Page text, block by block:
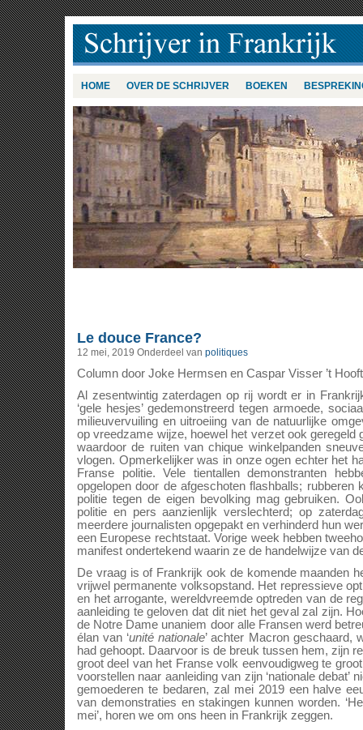
HOME OVER DE SCHRIJVER BOEKEN
Le douce France?
12 mei, 2019 Onderdeel van politiques
Column door Joke Hermsen en Caspar Visser ’t Hooft
Al zesentwintig zaterdagen op rij wordt er in
‘gele hesjes’ gedemonstreerd tegen armoede,
milieuvervuiling en uitroeiing van de natuurlijke
op vreedzame wijze, hoewel het verzet ook geregeld
waardoor de ruiten van chique winkelpanden
vlogen. Opmerkelijker was in onze ogen echter het
Franse politie. Vele tientallen demonstranten
opgelopen door de afgeschoten flashballs; rubberen
politie tegen de eigen bevolking mag gebruiken.
politie en pers aanzienlijk verslechterd; op
meerdere journalisten opgepakt en verhinderd hun
een Europese rechtstaat. Vorige week hebben
manifest ondertekend waarin ze de handelwijze van
De vraag is of Frankrijk ook de komende maanden
vrijwel permanente volksopstand. Het repressieve
en het arrogante, wereldvreemde optreden van de
aanleiding te geloven dat dit niet het geval zal zijn.
de Notre Dame unaniem door alle Fransen werd
élan van ‘unité nationale’ achter Macron geschaard,
had gehoopt. Daarvoor is de breuk tussen hem, zijn
groot deel van het Franse volk eenvoudigweg te
voorstellen naar aanleiding van zijn ‘nationale debat’
gemoederen te bedaren, zal mei 2019 een halve
van demonstraties en stakingen kunnen worden.
mei’, horen we om ons heen in Frankrijk zeggen.